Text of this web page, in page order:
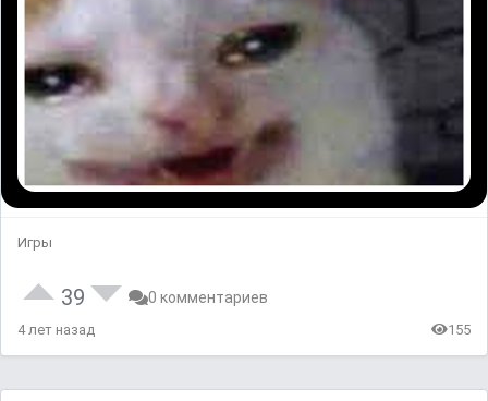
Игры
39 0 комментариев
4 лет назад 155